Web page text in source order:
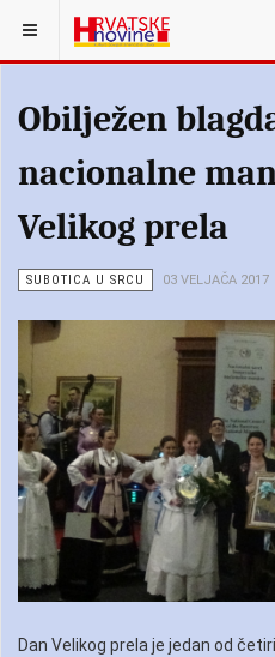
Obilježen
nacionalne
Velikog prela
SUBOTICA U SRCU 03 VELJAČA 2017
Dan Velikog prela je jedan od